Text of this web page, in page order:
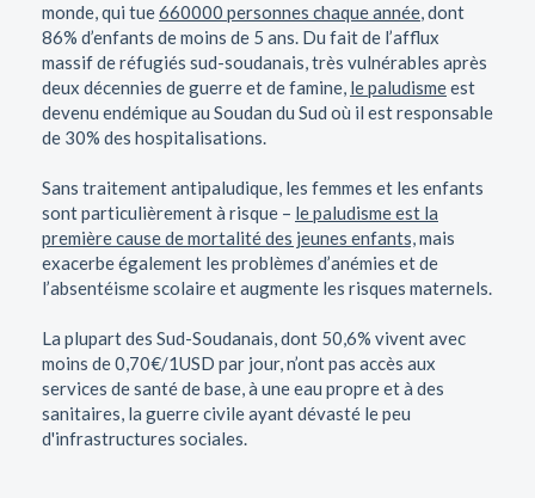
monde, qui tue660000 personnes chaque année, dont
86% d’enfants de moins de 5 ans. Du fait de l’afflux
massif de réfugiés sud-soudanais, très vulnérables après
deux décennies de guerre et de famine, le paludismeest
devenu endémique au Soudan du Sud où il est responsable
de 30% des hospitalisations.
Sans traitement antipaludique, les femmes et les enfants
sont particulièrement à risque – le paludisme est la
première cause de mortalité des jeunes enfants,mais
exacerbe également les problèmes d’anémies et de
l’absentéisme scolaire et augmente les risques maternels.
La plupart des Sud-Soudanais, dont 50,6% vivent avec
moins de 0,70€/1USD par jour, n’ont pas accès aux
services de santé de base, à une eau propre et à des
sanitaires, la guerre civile ayant dévasté le peu
d'infrastructures sociales.